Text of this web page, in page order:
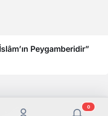
Peygamberidir”
0